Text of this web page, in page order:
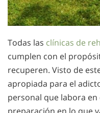
Todas las clínicas de
cumplen con el
recuperen. Visto de
apropiada para el
personal que labora